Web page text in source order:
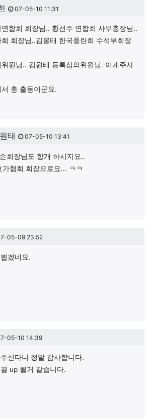
의 댓글
07-05-10 11:31
합회 회장님.. 황선주 연합회 사무총장님..
회장님..김봉태 한국풍란회 수석부회장
원님.. 김원태 등록심의위원님. 이계주사
총 출동이군요.
님의 댓글
태 07-05-10 13:41
회장님도 항개 하시지요..
가협회 회장으로요... ㅋㅋ
의 댓글
05-09 23:52
겠네요.
의 댓글
05-10 14:39
신다니 정말 감사합니다.
up 될거 같습니다.